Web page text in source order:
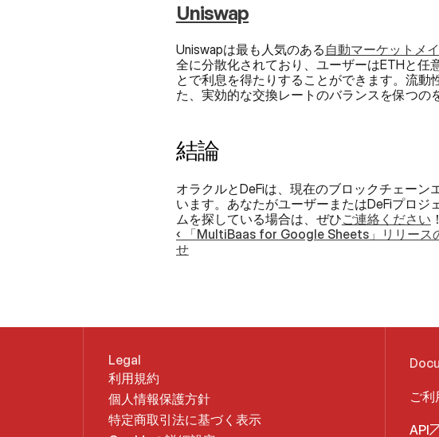
Uniswap
Uniswapは最も人気のある 自動マーケットメ
全に分散化されており、ユーザーはETHと任
とで利息を得たりすることができます。流
た、実効的な交換レートのバランスを保つの
結論
オラクルとDeFiは、現在のブロックチェー
います。あなたがユーザーまたはDeFiプロ
ムを探している場合は、ぜひご連絡ください ！‍
‹ 「MultiBaas for Google Sheets」リリース
せ
Legal
利用規約
個人情報保護方針
特定商取引法に基づく表示
ご利
API